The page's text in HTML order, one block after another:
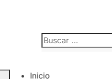
Buscar:
Inicio